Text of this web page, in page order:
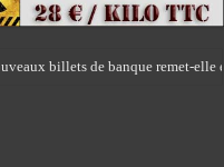
billets de banque remet-